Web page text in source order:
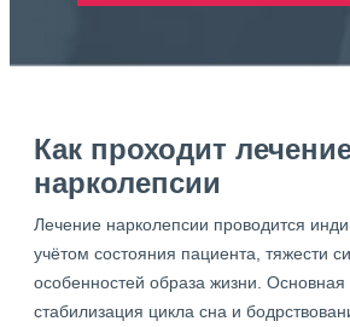
Как проходит
нарколепсии
Лечение нарколепсии проводится
учётом состояния пациента, тяжести
особенностей образа жизни.
стабилизация цикла сна и